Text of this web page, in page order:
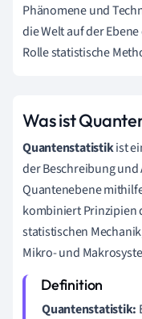
Phänomene und
die Welt auf der
Rolle statistische
Was ist
Quantenstatistikist
der Beschreibung und
Quantenebene
kombiniert Prinzipien
statistischen
Mikro- und
Quantenstatistik: